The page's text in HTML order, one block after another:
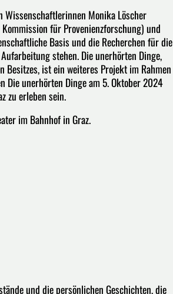
Wissenschaftlerinnen Monika Löscher
für Provenienzforschung) und
Basis und die Recherchen für die
stehen. Die unerhörten Dinge,
ist ein weiteres Projekt im Rahmen
Die unerhörten Dinge am 5. Oktober 2024
zu erleben sein.
im Bahnhof in Graz.
und die persönlichen Geschichten, die